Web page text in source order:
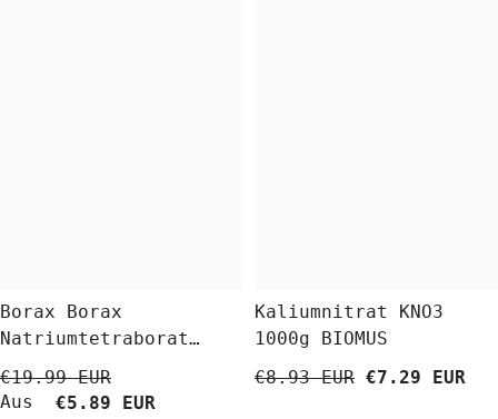
Borax Borax
Natriumtetraborat
Decahydrat 5 Kg
BioLaboratorium
€19.99 EUR
Aus
€5.89 EUR
Kaliumnitrat KNO3
1000g BIOMUS
€8.93 EUR €7.29 EUR